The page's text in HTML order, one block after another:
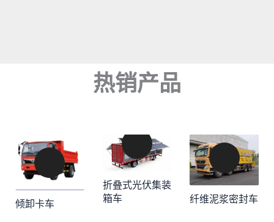
热销产品
倾卸卡车
添加到购物车
折叠式光伏集装
箱车
添加到购物车 纤维泥浆密封车
添加到购物车